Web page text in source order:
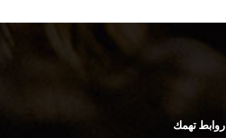
روابط تهمك